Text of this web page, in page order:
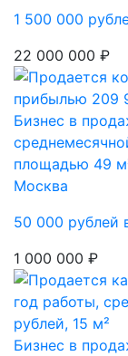
1 500 000
22 000 000 ₽
Бизнес в
площадью 49
Москва
50 000 рублей
1 000 000 ₽
Бизнес в